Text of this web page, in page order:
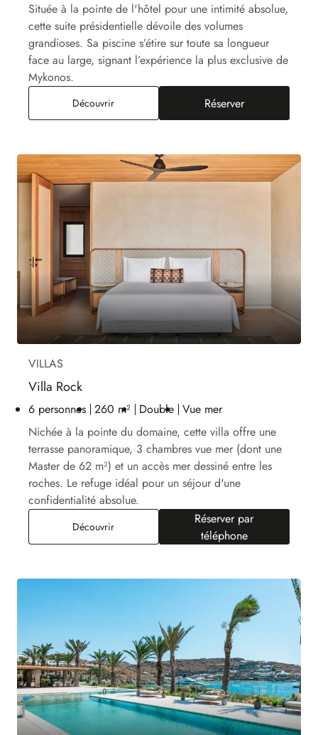
Située à la pointe de l'hôtel pour une intimité absolue,
cette suite présidentielle dévoile des volumes
grandioses. Sa piscine s’étire sur toute sa longueur
face au large, signant l’expérience la plus exclusive de
Mykonos.
DécouvrirSuite Cyclades Piscine Privée, Vue Mer
Réserver
VILLAS
Villa Rock
6 personnes 260 m² Double Vue mer
Nichée à la pointe du domaine, cette villa offre une
terrasse panoramique, 3 chambres vue mer (dont une
Master de 62 m²) et un accès mer dessiné entre les
roches. Le refuge idéal pour un séjour d'une
confidentialité absolue.
DécouvrirVilla Rock
Réserver par
téléphone